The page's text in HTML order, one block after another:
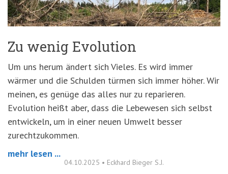
Zu wenig Evolution
Um uns herum ändert sich Vieles. Es wird immer
wärmer und die Schulden türmen sich immer höher. Wir
meinen, es genüge das alles nur zu reparieren.
Evolution heißt aber, dass die Lebewesen sich selbst
entwickeln, um in einer neuen Umwelt besser
zurechtzukommen.
mehr lesen ...
04.10.2025 • Eckhard Bieger S.J.